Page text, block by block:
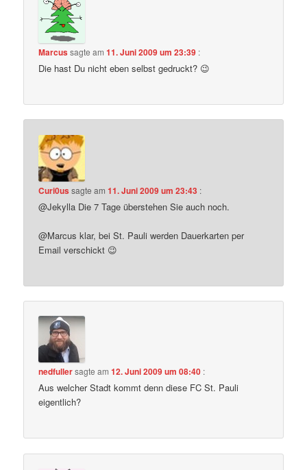
Marcussagte am11. Juni 2009 um 23:39 :
Die hast Du nicht eben selbst gedruckt? 😉
Curi0us sagte am11. Juni 2009 um 23:43 :
@Jekylla Die 7 Tage überstehen Sie auch noch.
@Marcus klar, bei St. Pauli werden Dauerkarten per
Email verschickt 😉
nedfullersagte am12. Juni 2009 um 08:40 :
Aus welcher Stadt kommt denn diese FC St. Pauli
eigentlich?